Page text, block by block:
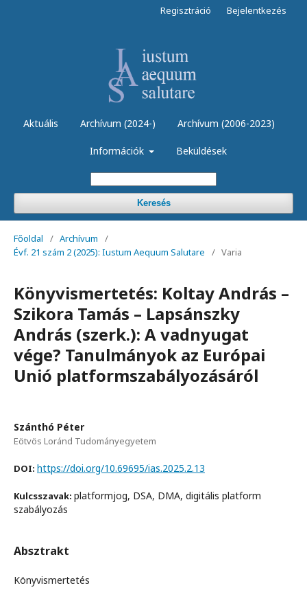
Aktuális Archívum (2024-) Archívum (2006-2023)
Információk Beküldések
Keresés
Regisztráció Bejelentkezés
Főoldal / Archívum
/
Évf. 21 szám 2 (2025): Iustum Aequum Salutare
/ Varia
Könyvismertetés: Koltay András –
Szikora Tamás – Lapsánszky
András (szerk.): A vadnyugat
vége? Tanulmányok az Európai
Unió platformszabályozásáról
Szánthó Péter
Eötvös Loránd Tudományegyetem
DOI: https://doi.org/10.69695/ias.2025.2.13
Kulcsszavak: platformjog, DSA, DMA, digitális platform
szabályozás
Absztrakt
Könyvismertetés